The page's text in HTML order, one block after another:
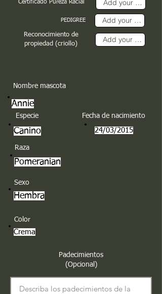
Reconocimiento de
propiedad (criollo)
Certificado Pureza Racial
PEDIGREE
Nombre mascota
Annie
Especie Fecha de nacimiento
Canino 24/03/2015
Raza
Pomeranian
Sexo
Hembra
Color
Crema
Padecimientos
(Opcional)